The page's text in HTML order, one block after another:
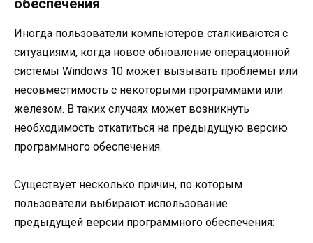
Иногда пользователи компьютеров сталкиваются с
ситуациями, когда новое обновление операционной
системы Windows 10 может вызывать проблемы или
несовместимость с некоторыми программами или
железом. В таких случаях может возникнуть
необходимость откатиться на предыдущую версию
программного обеспечения.
Существует несколько причин, по которым
пользователи выбирают использование
предыдущей версии программного обеспечения: